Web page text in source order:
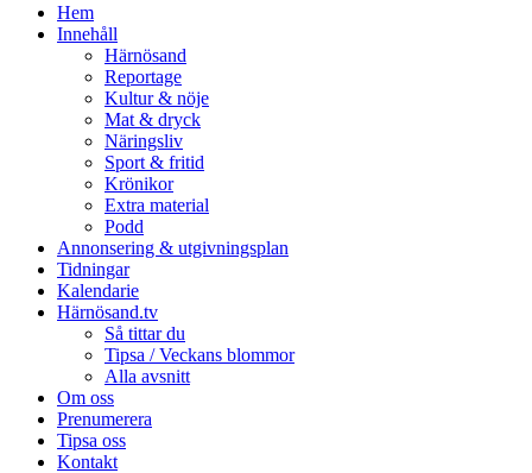
Hem
Innehåll
Härnösand
Reportage
Kultur & nöje
Mat & dryck
Näringsliv
Sport & fritid
Krönikor
Extra material
Podd
Annonsering & utgivningsplan
Tidningar
Kalendarie
Härnösand.tv
Så tittar du
Tipsa / Veckans blommor
Alla avsnitt
Om oss
Prenumerera
Tipsa oss
Kontakt